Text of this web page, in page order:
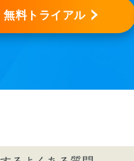
無料トライアル